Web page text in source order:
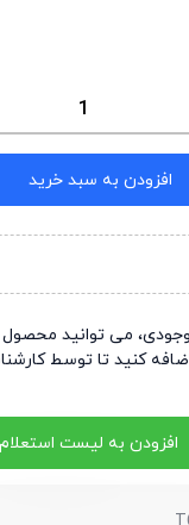
افزودن به سبد خرید
می توانید محصول
کنید تا توسط
افزودن به لیست استعلام